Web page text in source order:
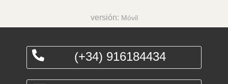
versión: Móvil
(+34) 916184434